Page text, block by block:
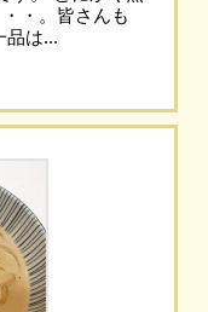
・。皆さんも
品は...